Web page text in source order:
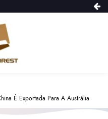
É Exportada Para A Austrália